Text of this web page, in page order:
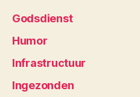
Godsdienst
Humor
Infrastructuur
Ingezonden